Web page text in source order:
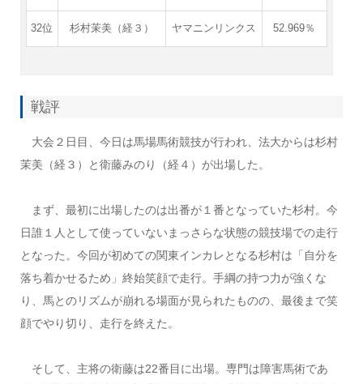
32位 杉村茉美（経３） ヤマニンリンクス 52.969％
戦評
大会２日目、今日は馬場馬術競技が行われ、法大からは杉村
茉美（経３）と衛藤みのり（経４）が出場した。
まず、最初に出場したのは出番が１番となっていた杉村。今
日誰１人として使っていないまっさらな状態の競技場での走行
となった。今回が初めての関東インカレとなる杉村は「自分を
落ち着かせるため」終始笑顔で走行。手綱の持つ力が強くな
り、馬とのリズムが崩れる場面が見られたものの、最後まで笑
顔でやり切り、走行を終えた。
そして、主将の衛藤は22番目に出場。専門は障害馬術であ